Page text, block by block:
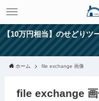
【10万円相当】のせどりツ
ホーム file exchange 画像
file exchange